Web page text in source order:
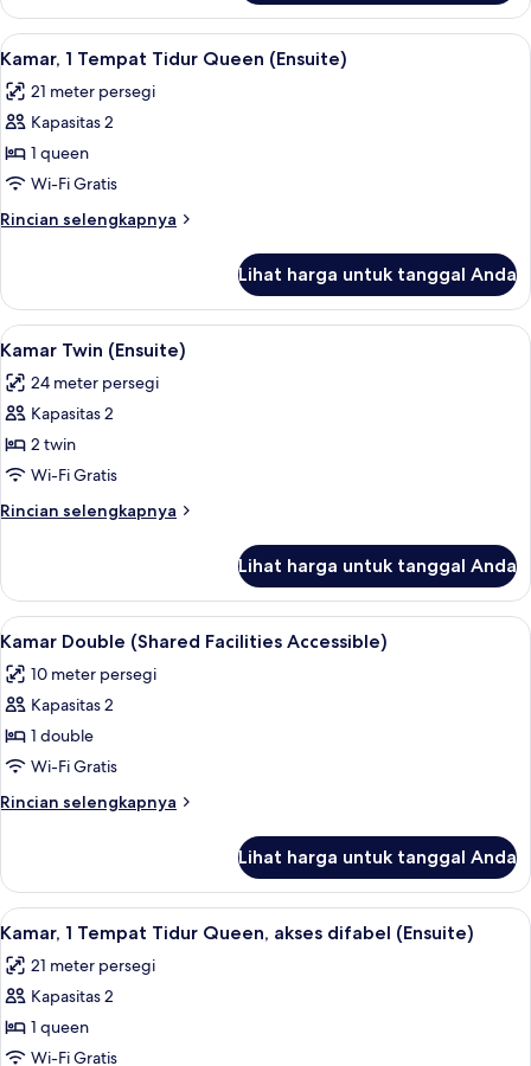
Kamar
Double
(Shared
Lihat
semua
foto
untuk
Kamar,
1
Tempat
Tidur
(Ensuite)
4
Kamar, 1 Tempat Tidur Queen (Ensuite)
21 meter persegi
Kapasitas 2
1 queen
Wi-Fi Gratis
Rincian selengkapnya
Rincian
Kamar,
Tempat
Queen
(Ensuite)
Lihat harga untuk tanggal Anda
Lihat
semua
foto
untuk
Kamar
Twin
(Ensuite)
Kamar Twin (Ensuite) | Wi-Fi gratis
4
Kamar Twin (Ensuite)
24 meter persegi
Kapasitas 2
2 twin
Wi-Fi Gratis
Rincian selengkapnya
Rincian
Kamar
Twin
(Ensuite)
Lihat harga untuk tanggal Anda
Lihat
semua
foto
untuk
Kamar
Double
(Shared
Facilities
4
Kamar Double (Shared Facilities Accessible)
10 meter persegi
Kapasitas 2
1 double
Wi-Fi Gratis
Rincian selengkapnya
Rincian
Kamar
Double
(Shared
Accessible)
Lihat harga untuk tanggal Anda
Lihat
semua
foto
untuk
Kamar,
1
5
Kamar, 1 Tempat Tidur Queen, akses difabel (Ensuite)
21 meter persegi
Kapasitas 2
1 queen
Wi-Fi Gratis